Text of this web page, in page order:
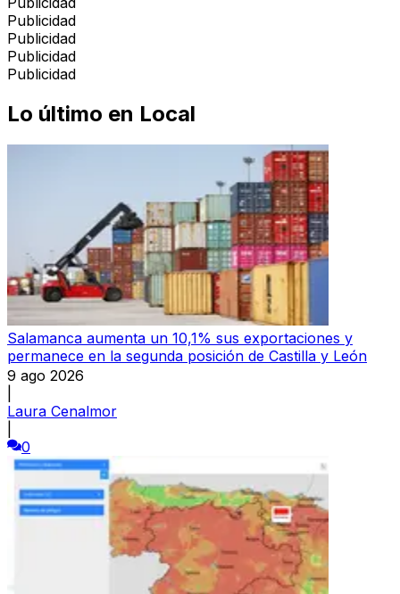
Publicidad
Publicidad
Publicidad
Publicidad
Lo último en Local
Salamanca aumenta un 10,1% sus exportaciones y
permanece en la segunda posición de Castilla y León
9 ago 2026
Laura Cenalmor
0